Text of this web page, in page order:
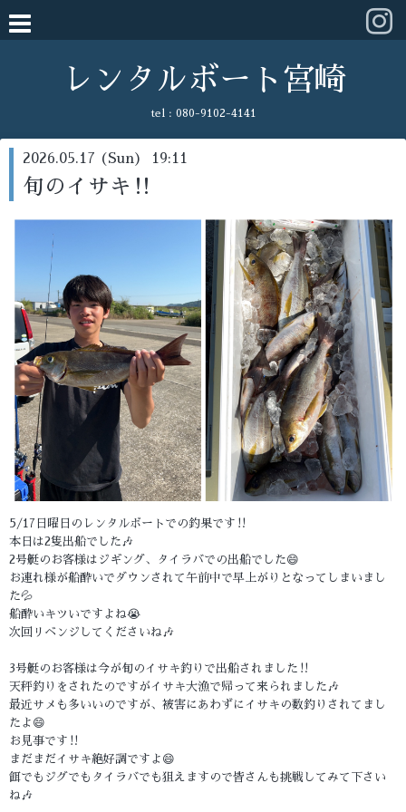
レンタルボート宮崎
tel : 080-9102-4141
2026.05.17 (Sun) 19:11
旬のイサキ‼️
5/17日曜日のレンタルボートでの釣果です‼️
本日は2隻出船でした🎶
2号艇のお客様はジギング、タイラバでの出船でした😄
お連れ様が船酔いでダウンされて午前中で早上がりとなってしまいまし
た💦
船酔いキツいですよね😭
次回リベンジしてくださいね🎶
3号艇のお客様は今が旬のイサキ釣りで出船されました‼️
天秤釣りをされたのですがイサキ大漁で帰って来られました🎶
最近サメも多いいのですが、被害にあわずにイサキの数釣りされてまし
たよ😄
お見事です‼️
まだまだイサキ絶好調ですよ😄
餌でもジグでもタイラバでも狙えますので皆さんも挑戦してみて下さい
ね🎶